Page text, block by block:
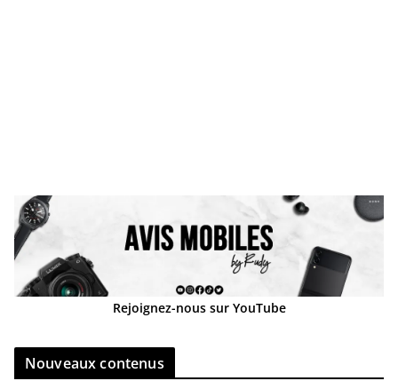
Rejoignez-nous sur YouTube
Nouveaux contenus